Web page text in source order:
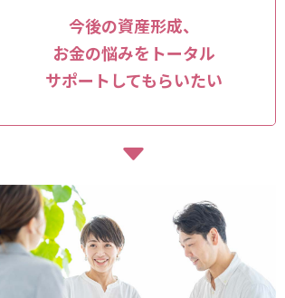
今後の資産形成、
お金の悩みをトータル
サポートしてもらいたい